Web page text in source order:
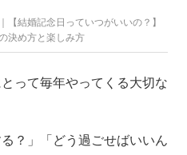
【結婚記念日っていつがいいの？】
決め方と楽しみ方
って毎年やってくる大切な
？」「どう過ごせばいいん